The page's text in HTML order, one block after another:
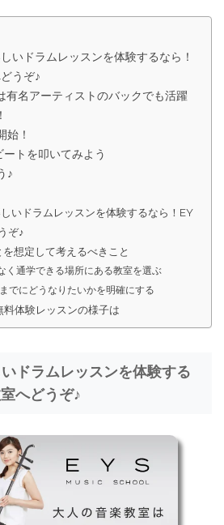
いドラムレッスンを体験するなら！
うぞ♪
有名アーティストのバックでも活躍
始！
トを叩いてみよう
♪
いドラムレッスンを体験するなら！EY
ぞ♪
想定して考えるべきこと
く通学できる場所にある教室を選ぶ
でにどうなりたいかを明確にする
料体験レッスンの様子は
ドラムレッスンを体験する
へどうぞ♪